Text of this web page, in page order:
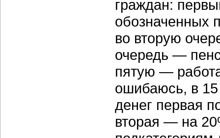
граждан:
обозначенных
во вторую
очередь —
пятую —
ошибаюсь, в
денег первая
вторая — на